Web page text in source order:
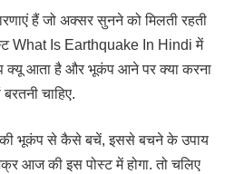
हैं जो अक्सर सुनने को मिलती रहती
What Is Earthquake In Hindi में
क्यू आता है और भूकंप आने पर क्या करना
चाहिए.
की भूकंप से कैसे बचें, इससे बचने के उपाय
आज की इस पोस्ट में होगा. तो चलिए